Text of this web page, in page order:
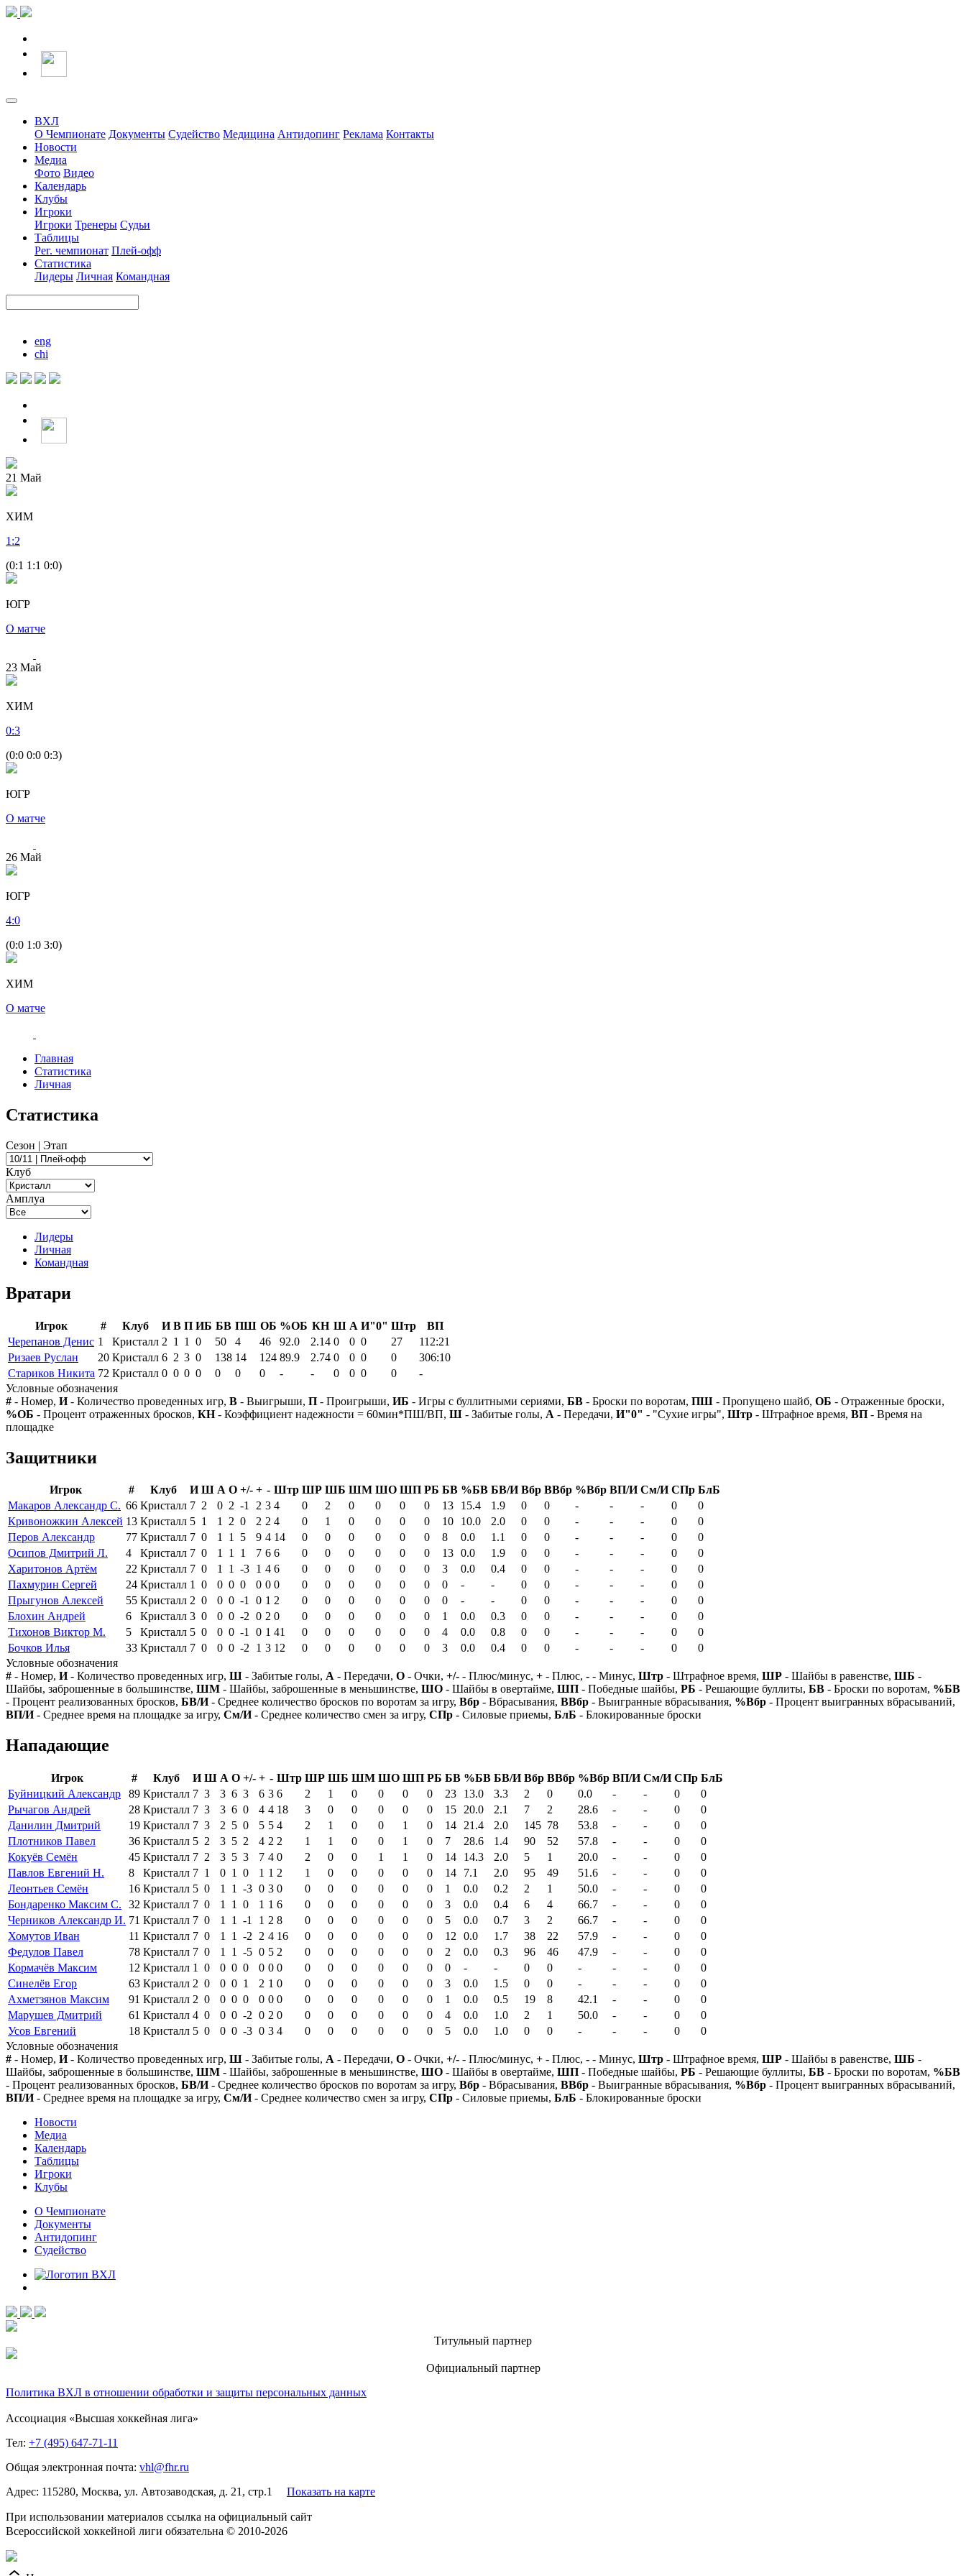
ВХЛ
О Чемпионате Документы Судейство Медицина Антидопинг Реклама Контакты
Новости
Медиа
Фото Видео
Календарь
Клубы
Игроки
Игроки Тренеры Судьи
Таблицы
Рег. чемпионат Плей-офф
Статистика
Лидеры Личная Командная
eng
chi
21 Май
ХИМ
1 :2
(0:1 1:1 0:0)
ЮГР
О матче
23 Май
ХИМ
0:3
(0:0 0:0 0:3)
ЮГР
О матче
26 Май
ЮГР
4:0
(0:0 1:0 3:0)
ХИМ
О матче
Главная
Статистика
Личная
Статистика
Сезон | Этап
Клуб
Амплуа
Лидеры
Личная
Командная
Вратари
Игрок # Клуб И В П ИБ БВ ПШ ОБ %ОБ КН Ш А И"0" Штр
ВП
Черепанов Денис 1 Кристалл 2 1 1 0 50 4 46 92.0 2.14 0 0 0 27
112:21
Ризаев Руслан
20 Кристалл 6 2 3 0 138 14 124 89.9 2.74 0 0 0 0
306:10
Стариков Никита 72 Кристалл 0 0 0 0 0 0 0 - - 0 0 0 0
-
Условные обозначения
# - Номер, И- Количество проведенных игр, В - Выигрыши, П - Проигрыши, ИБ - Игры с буллитными сериями, БВ - Броски по воротам, ПШ - Пропущено шайб, ОБ - Отраженные броски,
%ОБ - Процент отраженных бросков, КН- Коэффициент надежности = 60мин*ПШ/ВП, Ш - Забитые голы, А - Передачи, И"0" - "Сухие игры", Штр - Штрафное время, ВП - Время на
площадке
Защитники
Игрок # Клуб И Ш А О +/- + - Штр ШР ШБ ШМ ШО ШП РБ БВ %БВ БВ/И Вбр ВВбр %Вбр ВП/И См/И СПр БлБ
Макаров Александр С. 66 Кристалл 7 2 0 2 -1 2 3 4 0 2 0 0 0 0 13 15.4 1.9 0 0 - - - 0
0
Кривоножкин Алексей 13 Кристалл 5 1 1 2 0 2 2 4 0 1 0 0 0 0 10 10.0 2.0 0 0 - - - 0
0
Перов Александр
77 Кристалл 7 0 1 1 5 9 4 14 0 0 0 0 0 0 8 0.0 1.1 0 0 - - - 0
0
Осипов Дмитрий Л.
4 Кристалл 7 0 1 1 1 7 6 6 0 0 0 0 0 0 13 0.0 1.9 0 0 - - - 0
0
Харитонов Артём
22 Кристалл 7 0 1 1 -3 1 4 6 0 0 0 0 0 0 3 0.0 0.4 0 0 - - - 0
0
Пахмурин Сергей
24 Кристалл 1 0 0 0 0 0 0 0 0 0 0 0 0 0 0 - - 0 0 - - - 0
0
Прыгунов Алексей
55 Кристалл 2 0 0 0 -1 0 1 2 0 0 0 0 0 0 0 - - 0 0 - - - 0
0
Блохин Андрей
6 Кристалл 3 0 0 0 -2 0 2 0 0 0 0 0 0 0 1 0.0 0.3 0 0 - - - 0
0
Тихонов Виктор М.
5 Кристалл 5 0 0 0 -1 0 1 41 0 0 0 0 0 0 4 0.0 0.8 0 0 - - - 0
0
Бочков Илья
33 Кристалл 7 0 0 0 -2 1 3 12 0 0 0 0 0 0 3 0.0 0.4 0 0 - - - 0
0
Условные обозначения
# - Номер, И- Количество проведенных игр, Ш - Забитые голы, А - Передачи, О - Очки, +/- - Плюс/минус, + - Плюс, - - Минус, Штр - Штрафное время, ШР - Шайбы в равенстве, ШБ -
Шайбы, заброшенные в большинстве, ШМ - Шайбы, заброшенные в меньшинстве, ШО - Шайбы в овертайме, ШП - Победные шайбы, РБ - Решающие буллиты, БВ - Броски по воротам, %БВ
- Процент реализованных бросков, БВ/И- Среднее количество бросков по воротам за игру, Вбр - Вбрасывания, ВВбр - Выигранные вбрасывания, %Вбр - Процент выигранных вбрасываний,
ВП/И- Среднее время на площадке за игру, См/И- Среднее количество смен за игру, СПр - Силовые приемы, БлБ - Блокированные броски
Нападающие
Игрок # Клуб И Ш А О +/- + - Штр ШР ШБ ШМ ШО ШП РБ БВ %БВ БВ/И Вбр ВВбр %Вбр ВП/И См/И СПр БлБ
Буйницкий Александр
89 Кристалл 7 3 3 6 3 6 3 6 2 1 0 0 0 0 23 13.0 3.3 2 0 0.0 - - 0
0
Рычагов Андрей
28 Кристалл 7 3 3 6 0 4 4 18 3 0 0 0 0 0 15 20.0 2.1 7 2 28.6 - - 0
0
Данилин Дмитрий
19 Кристалл 7 3 2 5 0 5 5 4 2 1 0 0 1 0 14 21.4 2.0 145 78 53.8 - - 0
0
Плотников Павел
36 Кристалл 5 2 3 5 2 4 2 2 1 1 0 0 1 0 7 28.6 1.4 90 52 57.8 - - 0
0
Кокуёв Семён
45 Кристалл 7 2 3 5 3 7 4 0 2 0 0 1 1 0 14 14.3 2.0 5 1 20.0 - - 0
0
Павлов Евгений Н.
8 Кристалл 7 1 0 1 0 1 1 2 1 0 0 0 0 0 14 7.1 2.0 95 49 51.6 - - 0
0
Леонтьев Семён
16 Кристалл 5 0 1 1 -3 0 3 0 0 0 0 0 0 0 1 0.0 0.2 2 1 50.0 - - 0
0
Бондаренко Максим С.
32 Кристалл 7 0 1 1 0 1 1 6 0 0 0 0 0 0 3 0.0 0.4 6 4 66.7 - - 0
0
Черников Александр И. 71 Кристалл 7 0 1 1 -1 1 2 8 0 0 0 0 0 0 5 0.0 0.7 3 2 66.7 - - 0
0
Хомутов Иван
11 Кристалл 7 0 1 1 -2 2 4 16 0 0 0 0 0 0 12 0.0 1.7 38 22 57.9 - - 0
0
Федулов Павел
78 Кристалл 7 0 1 1 -5 0 5 2 0 0 0 0 0 0 2 0.0 0.3 96 46 47.9 - - 0
0
Кормачёв Максим
12 Кристалл 1 0 0 0 0 0 0 0 0 0 0 0 0 0 0 - - 0 0 - - - 0
0
Синелёв Егор
63 Кристалл 2 0 0 0 1 2 1 0 0 0 0 0 0 0 3 0.0 1.5 0 0 - - - 0
0
Ахметзянов Максим
91 Кристалл 2 0 0 0 0 0 0 0 0 0 0 0 0 0 1 0.0 0.5 19 8 42.1 - - 0
0
Марушев Дмитрий
61 Кристалл 4 0 0 0 -2 0 2 0 0 0 0 0 0 0 4 0.0 1.0 2 1 50.0 - - 0
0
Усов Евгений
18 Кристалл 5 0 0 0 -3 0 3 4 0 0 0 0 0 0 5 0.0 1.0 0 0 - - - 0
0
Условные обозначения
# - Номер, И- Количество проведенных игр, Ш - Забитые голы, А - Передачи, О - Очки, +/- - Плюс/минус, + - Плюс, - - Минус, Штр - Штрафное время, ШР - Шайбы в равенстве, ШБ -
Шайбы, заброшенные в большинстве, ШМ - Шайбы, заброшенные в меньшинстве, ШО - Шайбы в овертайме, ШП - Победные шайбы, РБ - Решающие буллиты, БВ - Броски по воротам, %БВ
- Процент реализованных бросков, БВ/И- Среднее количество бросков по воротам за игру, Вбр - Вбрасывания, ВВбр - Выигранные вбрасывания, %Вбр - Процент выигранных вбрасываний,
ВП/И- Среднее время на площадке за игру, См/И- Среднее количество смен за игру, СПр - Силовые приемы, БлБ - Блокированные броски
Новости
Медиа
Календарь
Таблицы
Игроки
Клубы
О Чемпионате
Документы
Антидопинг
Судейство
Титульный партнер
Официальный партнер
Политика ВХЛ в отношении обработки и защиты персональных данных
Ассоциация «Высшая хоккейная лига»
Тел: +7 (495) 647-71-11
Общая электронная почта: vhl@fhr.ru
Адрес: 115280, Москва, ул. Автозаводская, д. 21, стр.1 Показать на карте
При использовании материалов ссылка на официальный сайт
Всероссийской хоккейной лиги обязательна © 2010-2026